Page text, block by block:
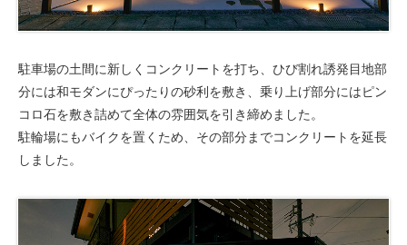
駐車場の土間に新しくコンクリートを打ち、ひび割れ誘発目地部
分には和モダンにぴったりの砂利を敷き、乗り上げ部分にはピン
コロ石を敷き詰めて全体の雰囲気を引き締めました。
駐輪場にもバイクを置くため、その部分までコンクリートを延長
しました。